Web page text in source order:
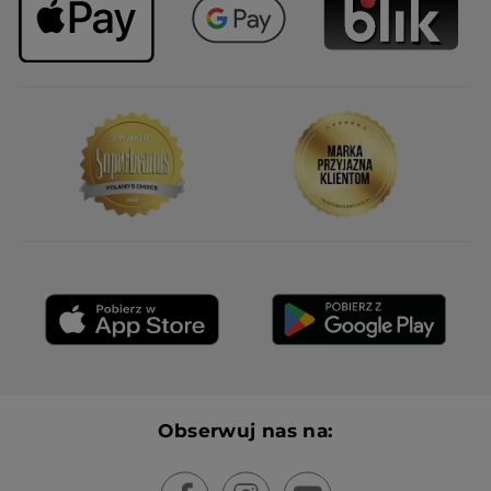
Obserwuj nas na: